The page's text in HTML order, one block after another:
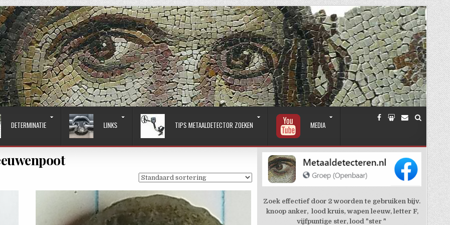
DETERMINATIE LINKS TIPS METAALDETECTOR ZOEKEN MEDIA
Zoek effectief door 2 woorden te gebruiken bijv.
knoop anker, lood kruis, wapen leeuw, letter F,
vijfpuntige ster, lood "ster "